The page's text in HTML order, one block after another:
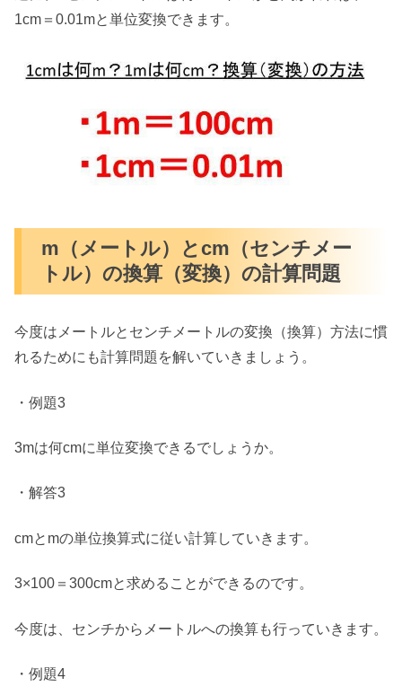
1cm＝0.01mと単位変換できます。
m（メートル）とcm（センチメー
トル）の換算（変換）の計算問題
今度はメートルとセンチメートルの変換（換算）方法に慣
れるためにも計算問題を解いていきましょう。
・例題3
3mは何cmに単位変換できるでしょうか。
・解答3
cmとmの単位換算式に従い計算していきます。
3×100＝300cmと求めることができるのです。
今度は、センチからメートルへの換算も行っていきます。
・例題4